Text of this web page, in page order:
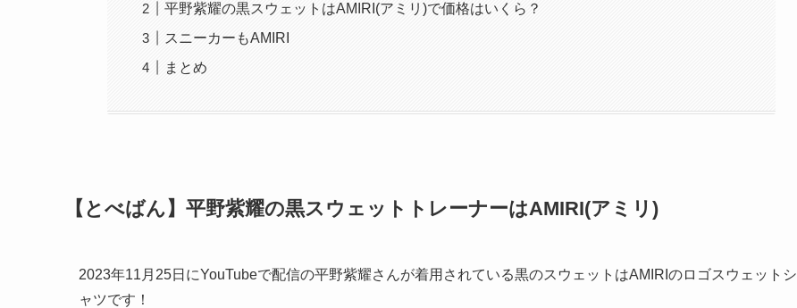
平野紫耀の黒スウェットはAMIRI(アミリ)で価格はいくら？
スニーカーもAMIRI
まとめ
【とべばん】平野紫耀の黒スウェットトレーナーはAMIRI(アミリ)
2023年11月25日にYouTubeで配信の平野紫耀さんが着用されている黒のスウェットはAMIRIのロゴスウェットシ
ャツです！